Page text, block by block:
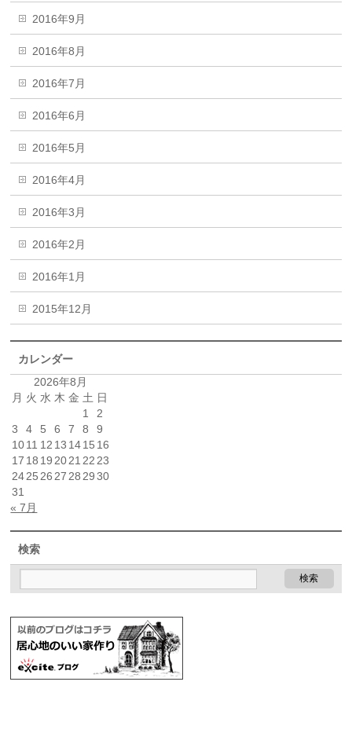
2016年9月
2016年8月
2016年7月
2016年6月
2016年5月
2016年4月
2016年3月
2016年2月
2016年1月
2015年12月
カレンダー
2026年8月
月 火 水 木 金 土 日
1
2
3
4 5 6 7 8
9
1011 12 13 1415 16
17 18 19 2021 22 23
2425 26 27 28 29 30
31
« 7月
検索